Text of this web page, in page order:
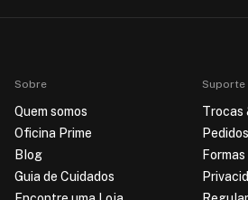
Sobre
Quem somos
Oficina Prime
Blog
Guia de Cuidados
Suporte
Trocas